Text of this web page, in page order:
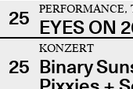
25 EYES ON
25
KONZERT
Binary